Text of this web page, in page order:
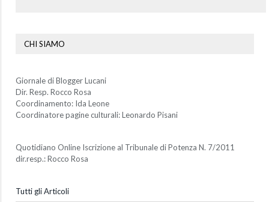
CHI SIAMO
Giornale di Blogger Lucani
Dir. Resp. Rocco Rosa
Coordinamento: Ida Leone
Coordinatore pagine culturali: Leonardo Pisani
Quotidiano Online Iscrizione al Tribunale di Potenza N. 7/2011
dir.resp.: Rocco Rosa
Tutti gli Articoli